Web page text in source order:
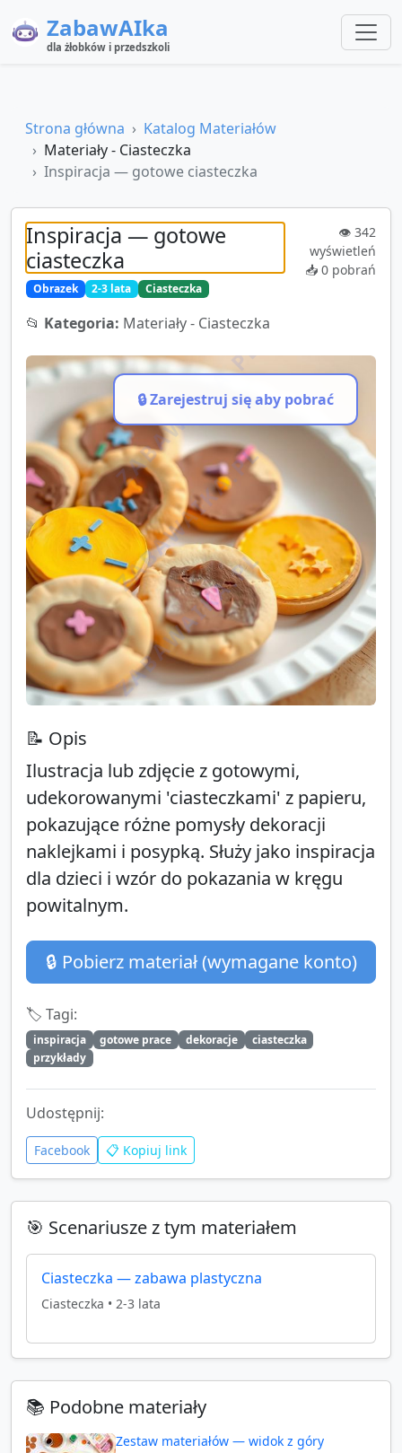
ZabawAIka
dla żłobków i przedszkoli
Strona główna
Katalog Materiałów
Materiały - Ciasteczka
Inspiracja — gotowe ciasteczka
Inspiracja — gotowe
ciasteczka
Obrazek 2-3 lata Ciasteczka
👁️ 342
wyświetleń
📥 0 pobrań
📂 Kategoria: Materiały - Ciasteczka
ZABAWAIKA.PL
ZABAWAIKA.PL
ZABAWAIKA.PL
🔒 Zarejestruj się aby pobrać
📝 Opis
Ilustracja lub zdjęcie z gotowymi,
udekorowanymi 'ciasteczkami' z papieru,
pokazujące różne pomysły dekoracji
naklejkami i posypką. Służy jako inspiracja
dla dzieci i wzór do pokazania w kręgu
powitalnym.
🔒 Pobierz materiał (wymagane konto)
🏷️ Tagi:
inspiracja gotowe prace dekoracje
ciasteczka
przykłady
Udostępnij:
Facebook 📋 Kopiuj link
🎯 Scenariusze z tym materiałem
Ciasteczka — zabawa plastyczna
Ciasteczka • 2-3 lata
📚 Podobne materiały
Zestaw materiałów — widok z góry